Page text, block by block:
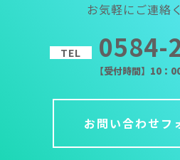
お気軽にご連絡
TEL 0584-
【受付時間】10：
お問い合わせフ